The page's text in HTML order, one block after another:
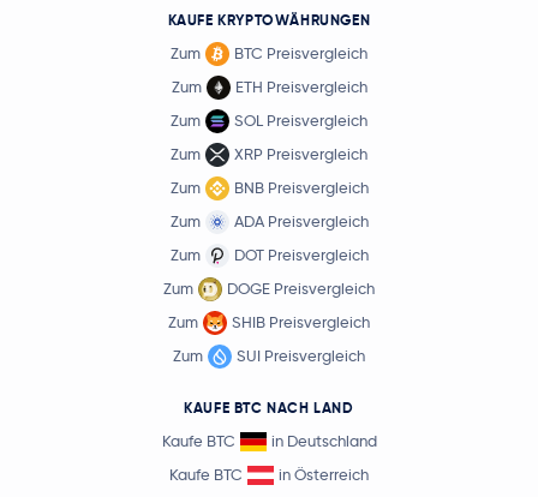
KAUFE KRYPTOWÄHRUNGEN
Zum
BTC Preisvergleich
Zum
ETH Preisvergleich
Zum
SOL Preisvergleich
Zum
XRP Preisvergleich
Zum
BNB Preisvergleich
Zum
ADA Preisvergleich
Zum
DOT Preisvergleich
Zum
DOGE Preisvergleich
Zum
SHIB Preisvergleich
Zum
SUI Preisvergleich
KAUFE BTC NACH LAND
Kaufe BTC
in Deutschland
Kaufe BTC
in Österreich